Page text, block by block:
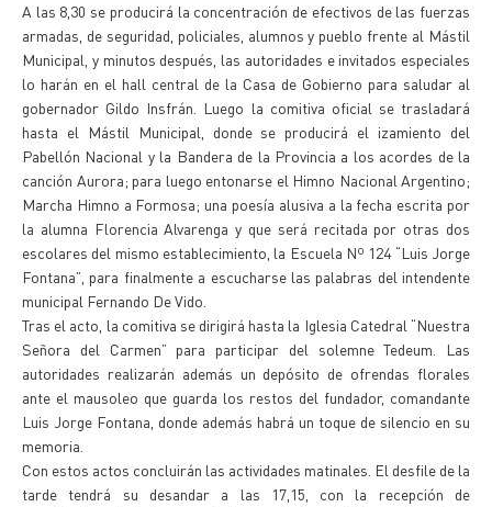
A las 8,30 se producirá la concentración de efectivos de las fuerzas
armadas, de seguridad, policiales, alumnos y pueblo frente al Mástil
Municipal, y minutos después, las autoridades e invitados especiales
lo harán en el hall central de la Casa de Gobierno para saludar al
gobernador Gildo Insfrán. Luego la comitiva oficial se trasladará
hasta el Mástil Municipal, donde se producirá el izamiento del
Pabellón Nacional y la Bandera de la Provincia a los acordes de la
canción Aurora; para luego entonarse el Himno Nacional Argentino;
Marcha Himno a Formosa; una poesía alusiva a la fecha escrita por
la alumna Florencia Alvarenga y que será recitada por otras dos
escolares del mismo establecimiento, la Escuela Nº 124 “Luis Jorge
Fontana”, para finalmente a escucharse las palabras del intendente
municipal Fernando De Vido.
Tras el acto, la comitiva se dirigirá hasta la Iglesia Catedral “Nuestra
Señora del Carmen” para participar del solemne Tedeum. Las
autoridades realizarán además un depósito de ofrendas florales
ante el mausoleo que guarda los restos del fundador, comandante
Luis Jorge Fontana, donde además habrá un toque de silencio en su
memoria.
Con estos actos concluirán las actividades matinales. El desfile de la
tarde tendrá su desandar a las 17,15, con la recepción de